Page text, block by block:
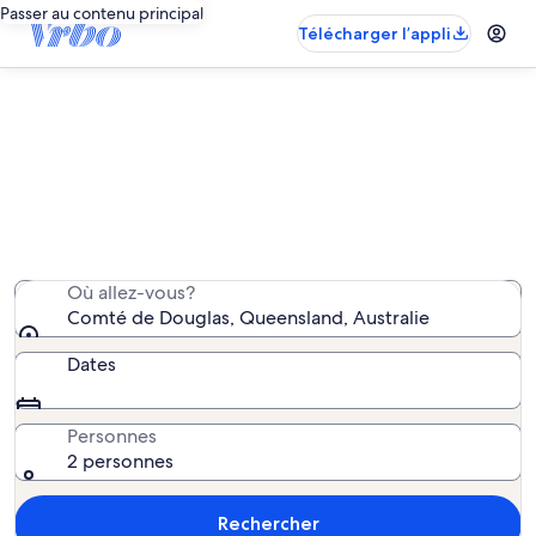
Passer au contenu principal
Télécharger l’appli
Où allez-vous?
Comté de Douglas, Queensland, Australie
Dates
Personnes
2 personnes
Rechercher